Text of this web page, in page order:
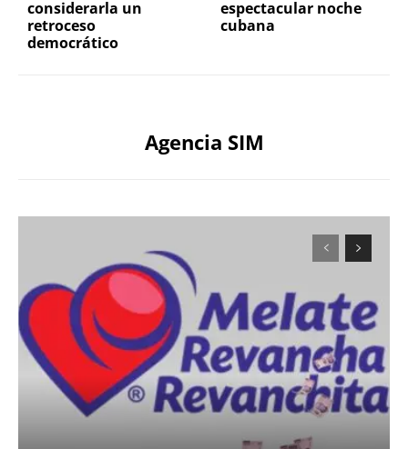
considerarla un
retroceso
democrático
espectacular noche
cubana
Agencia SIM